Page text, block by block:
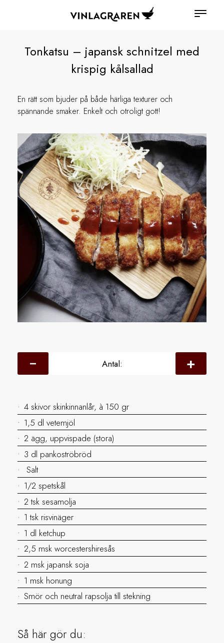
Tonkatsu – japansk schnitzel med
krispig kålsallad
En rätt som bjuder på både härliga texturer och
spännande smaker. Enkelt och otroligt gott!
Antal:
4 skivor skinkinnanlår, à 150 gr
1,5 dl vetemjöl
2 ägg, uppvispade (stora)
3 dl pankoströbröd
Salt
1/2 spetskål
2 tsk sesamolja
1 tsk risvinäger
1 dl ketchup
2,5 msk worcestershiresås
2 msk japansk soja
1 msk honung
Smör och neutral rapsolja till stekning
Så här gör du: